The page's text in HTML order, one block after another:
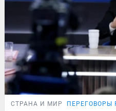
СТРАНА И МИР ПЕРЕГОВОРЫ